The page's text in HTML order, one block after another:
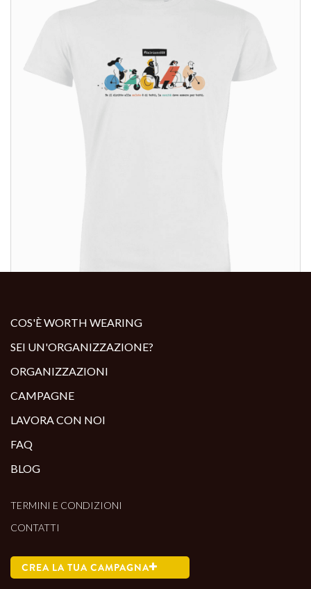
COS'È WORTH WEARING
SEI UN'ORGANIZZAZIONE?
ORGANIZZAZIONI
CAMPAGNE
LAVORA CON NOI
FAQ
BLOG
TERMINI E CONDIZIONI
CONTATTI
CREA LA TUA CAMPAGNA